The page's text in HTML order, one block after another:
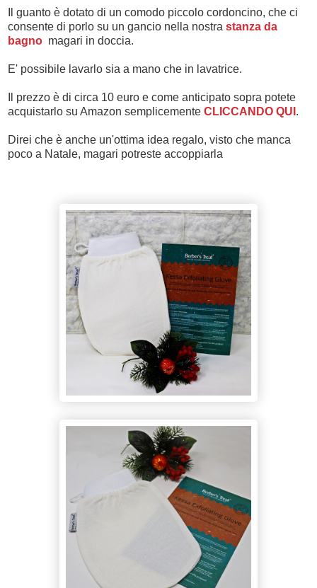
Il guanto è dotato di un comodo piccolo cordoncino, che ci
consente di porlo su un gancio nella nostra stanza da
bagno magari in doccia.
E' possibile lavarlo sia a mano che in lavatrice.
Il prezzo è di circa 10 euro e come anticipato sopra potete
acquistarlo su Amazon semplicemente CLICCANDO QUI .
Direi che è anche un'ottima idea regalo, visto che manca
poco a Natale, magari potreste accoppiarla